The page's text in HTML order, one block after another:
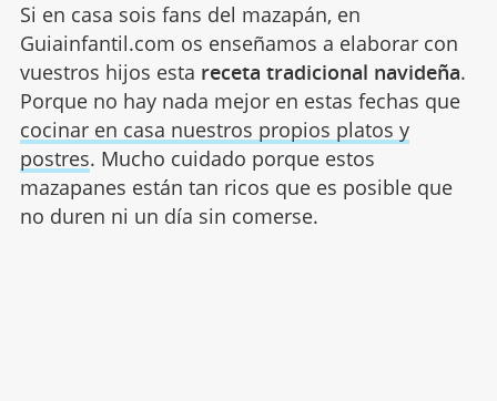
Si en casa sois fans del mazapán, en
Guiainfantil.com os enseñamos a elaborar con
vuestros hijos esta receta tradicional navideña.
Porque no hay nada mejor en estas fechas que
cocinar en casa nuestros propios platos y
postres. Mucho cuidado porque estos
mazapanes están tan ricos que es posible que
no duren ni un día sin comerse.